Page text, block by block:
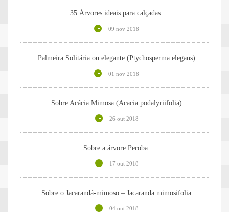
35 Árvores ideais para calçadas.
09 nov 2018
Palmeira Solitária ou elegante (Ptychosperma elegans)
01 nov 2018
Sobre Acácia Mimosa (Acacia podalyriifolia)
26 out 2018
Sobre a árvore Peroba.
17 out 2018
Sobre o Jacarandá-mimoso – Jacaranda mimosifolia
04 out 2018